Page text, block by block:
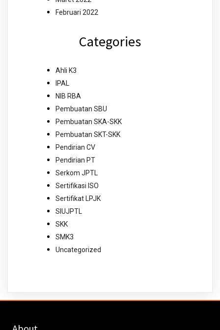
Februari 2022
Categories
Ahli K3
IPAL
NIB RBA
Pembuatan SBU
Pembuatan SKA-SKK
Pembuatan SKT-SKK
Pendirian CV
Pendirian PT
Serkom JPTL
Sertifikasi ISO
Sertifikat LPJK
SIUJPTL
SKK
SMK3
Uncategorized